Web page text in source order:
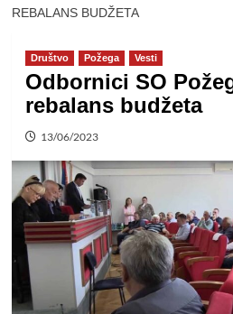
REBALANS BUDŽETA
Društvo Požega Vesti
Odbornici SO
rebalans budžeta
13/06/2023